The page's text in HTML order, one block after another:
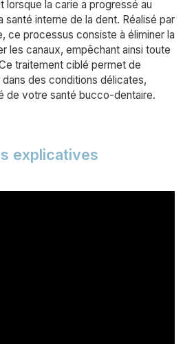
lorsque la carie a progressé au
interne de la dent. Réalisé par
ce processus consiste à éliminer la
les canaux, empêchant ainsi toute
traitement ciblé permet de
des conditions délicates,
de votre santé bucco-dentaire.
explicatives